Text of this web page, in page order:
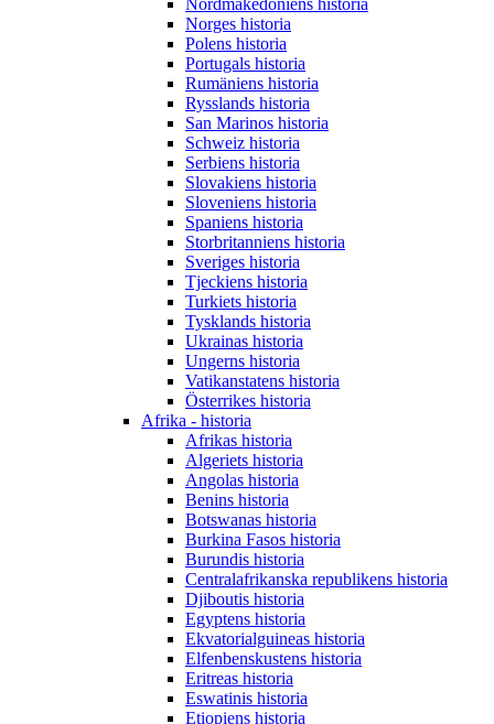
Norges historia
Polens historia
Portugals historia
Rumäniens historia
Rysslands historia
San Marinos historia
Schweiz historia
Serbiens historia
Slovakiens historia
Sloveniens historia
Spaniens historia
Storbritanniens historia
Sveriges historia
Tjeckiens historia
Turkiets historia
Tysklands historia
Ukrainas historia
Ungerns historia
Vatikanstatens historia
Österrikes historia
Afrika - historia
Afrikas historia
Algeriets historia
Angolas historia
Benins historia
Botswanas historia
Burkina Fasos historia
Burundis historia
Centralafrikanska republikens historia
Djiboutis historia
Egyptens historia
Ekvatorialguineas historia
Elfenbenskustens historia
Eritreas historia
Eswatinis historia
Etiopiens historia